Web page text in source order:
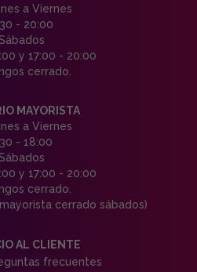
a Viernes
- 20:00
y 17:00 - 20:00
cerrado.
MAYORISTA
a Viernes
- 18:00
y 17:00 - 20:00
cerrado.
cerrado sábados)
AL CLIENTE
frecuentes